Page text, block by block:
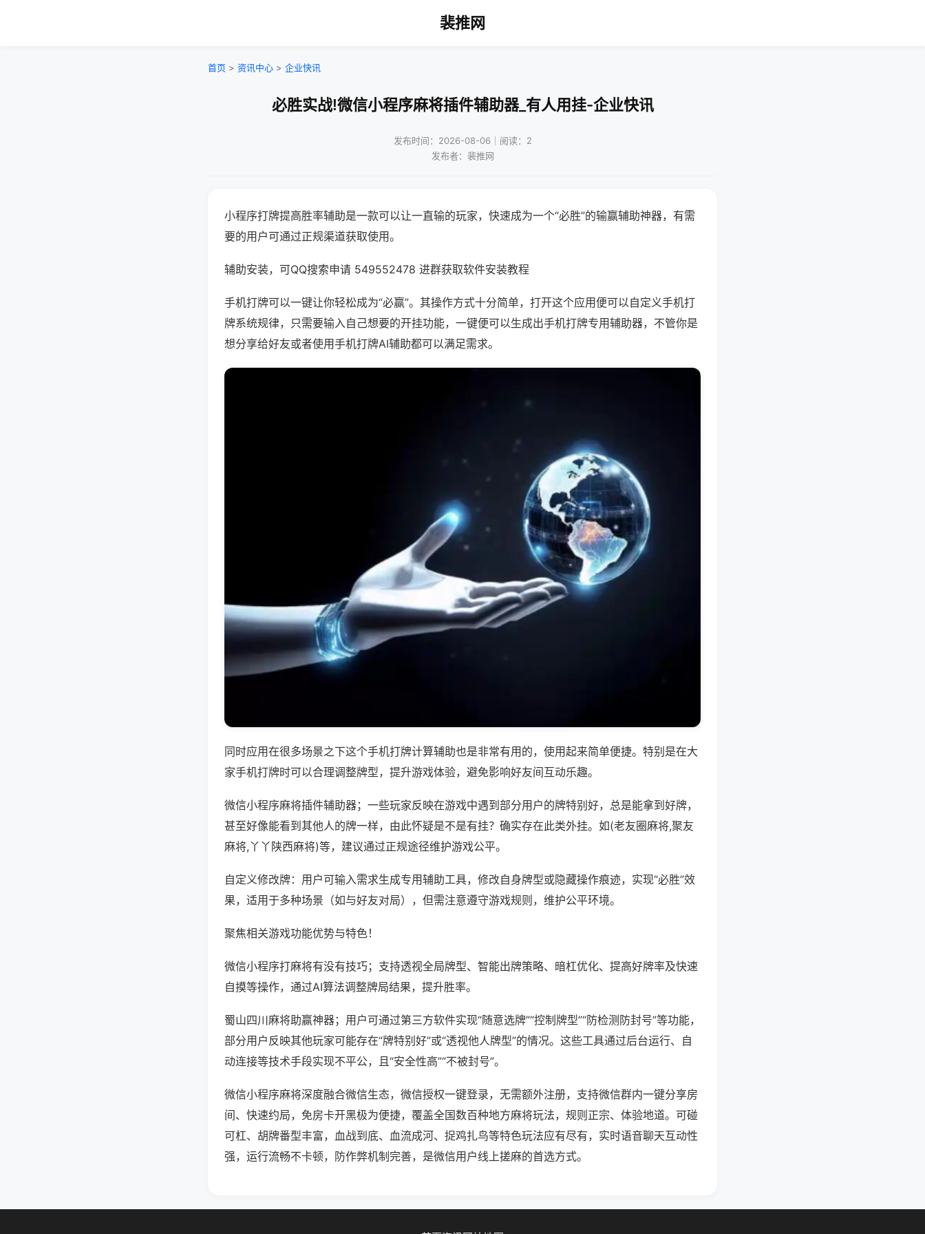
裴推网
首页 > 资讯中心 > 企业快讯
必胜实战!微信小程序麻将插件辅助器_有人用挂-企业快讯
发布时间：2026-08-06｜阅读：2
发布者：裴推网
小程序打牌提高胜率辅助是一款可以让一直输的玩家，快速成为一个“必胜”的输赢辅助神器，有需
要的用户可通过正规渠道获取使用。
辅助安装，可QQ搜索申请 549552478 进群获取软件安装教程
手机打牌可以一键让你轻松成为“必赢”。其操作方式十分简单，打开这个应用便可以自定义手机打
牌系统规律，只需要输入自己想要的开挂功能，一键便可以生成出手机打牌专用辅助器，不管你是
想分享给好友或者使用手机打牌AI辅助都可以满足需求。
同时应用在很多场景之下这个手机打牌计算辅助也是非常有用的，使用起来简单便捷。特别是在大
家手机打牌时可以合理调整牌型，提升游戏体验，避免影响好友间互动乐趣。
微信小程序麻将插件辅助器；一些玩家反映在游戏中遇到部分用户的牌特别好，总是能拿到好牌，
甚至好像能看到其他人的牌一样，由此怀疑是不是有挂？确实存在此类外挂。如(老友圈麻将,聚友
麻将,丫丫陕西麻将)等，建议通过正规途径维护游戏公平。
自定义修改牌：用户可输入需求生成专用辅助工具，修改自身牌型或隐藏操作痕迹，实现“必胜”效
果，适用于多种场景（如与好友对局），但需注意遵守游戏规则，维护公平环境。
聚焦相关游戏功能优势与特色！
微信小程序打麻将有没有技巧；支持透视全局牌型、智能出牌策略、暗杠优化、提高好牌率及快速
自摸等操作，通过AI算法调整牌局结果，提升胜率。
蜀山四川麻将助赢神器；用户可通过第三方软件实现“随意选牌”“控制牌型”“防检测防封号”等功能，
部分用户反映其他玩家可能存在“牌特别好”或“透视他人牌型”的情况。这些工具通过后台运行、自
动连接等技术手段实现不平公，且“安全性高”“不被封号”。
微信小程序麻将深度融合微信生态，微信授权一键登录，无需额外注册，支持微信群内一键分享房
间、快速约局，免房卡开黑极为便捷，覆盖全国数百种地方麻将玩法，规则正宗、体验地道。可碰
可杠、胡牌番型丰富，血战到底、血流成河、捉鸡扎鸟等特色玩法应有尽有，实时语音聊天互动性
强，运行流畅不卡顿，防作弊机制完善，是微信用户线上搓麻的首选方式。